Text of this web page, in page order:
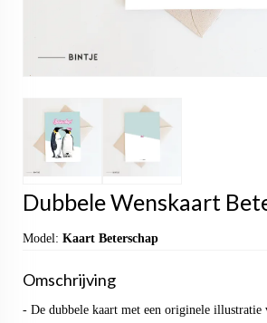
Dubbele Wenskaart
Model: Kaart Beterschap
Omschrijving
- De dubbele kaart met een originele illustratie